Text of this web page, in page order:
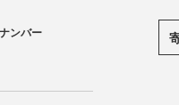
ンバー